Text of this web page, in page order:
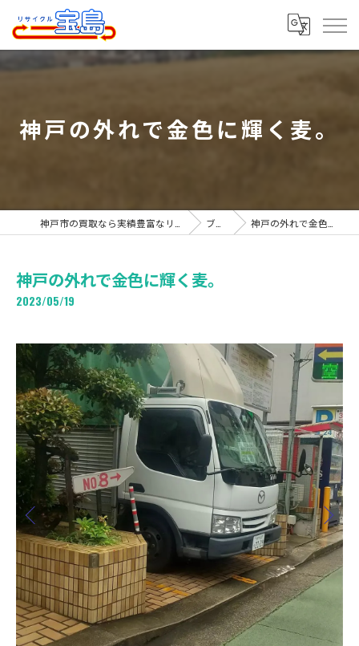
神戸の外れで金色に輝く麦。
ブログ 神戸の外れで金色に輝く麦。
神戸の外れで金色に輝く麦。
2023/05/19